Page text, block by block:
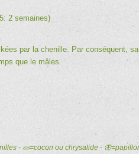
2 semaines)
par la chenille. Par conséquent, sa
que le mâles.
- 🥒=cocon ou chrysalide -